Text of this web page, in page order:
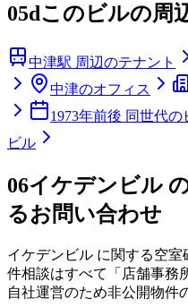
05dこのビルの周
中津駅 周辺のテナント
中津のオフィス
1973年前後 同世代の
ビル
06イケデンビル
るお問い合わせ
イケデンビル に関する空室
件相談はすべて「店舗事務
自社運営のため非公開物件